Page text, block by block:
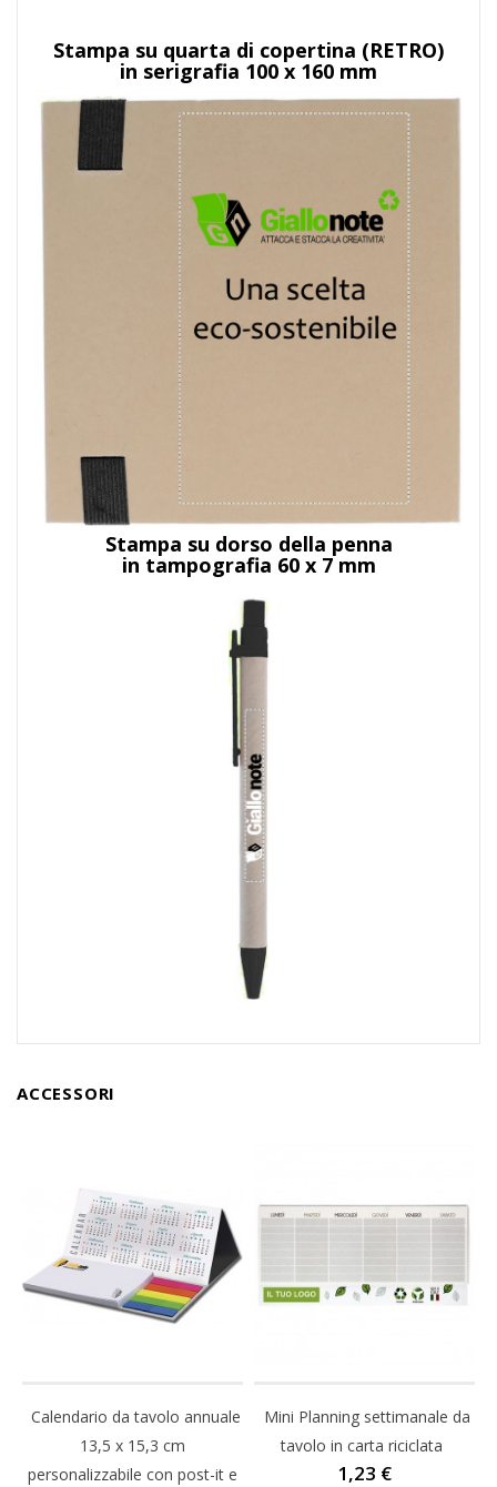
Stampa su quarta di copertina (RETRO)
in serigrafia 100 x 160 mm
Stampa su dorso della penna
in tampografia 60 x 7 mm
ACCESSORI
Calendario da tavolo annuale
13,5 x 15,3 cm
personalizzabile con post-it e
Mini Planning settimanale da
tavolo in carta riciclata
Prezzo
1,23 €